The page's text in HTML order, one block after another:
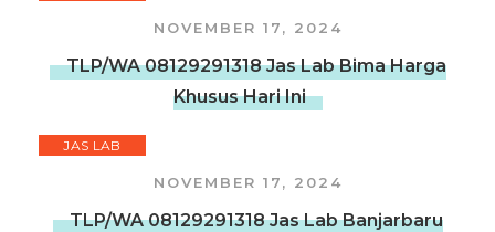
NOVEMBER 17, 2024
TLP/WA 08129291318 Jas Lab Bima Harga
Khusus Hari Ini
JAS LAB
NOVEMBER 17, 2024
TLP/WA 08129291318 Jas Lab Banjarbaru